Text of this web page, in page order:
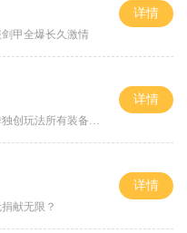
甲全爆长久激情
详情
玩法所有装备靠打
详情
献无限？
详情